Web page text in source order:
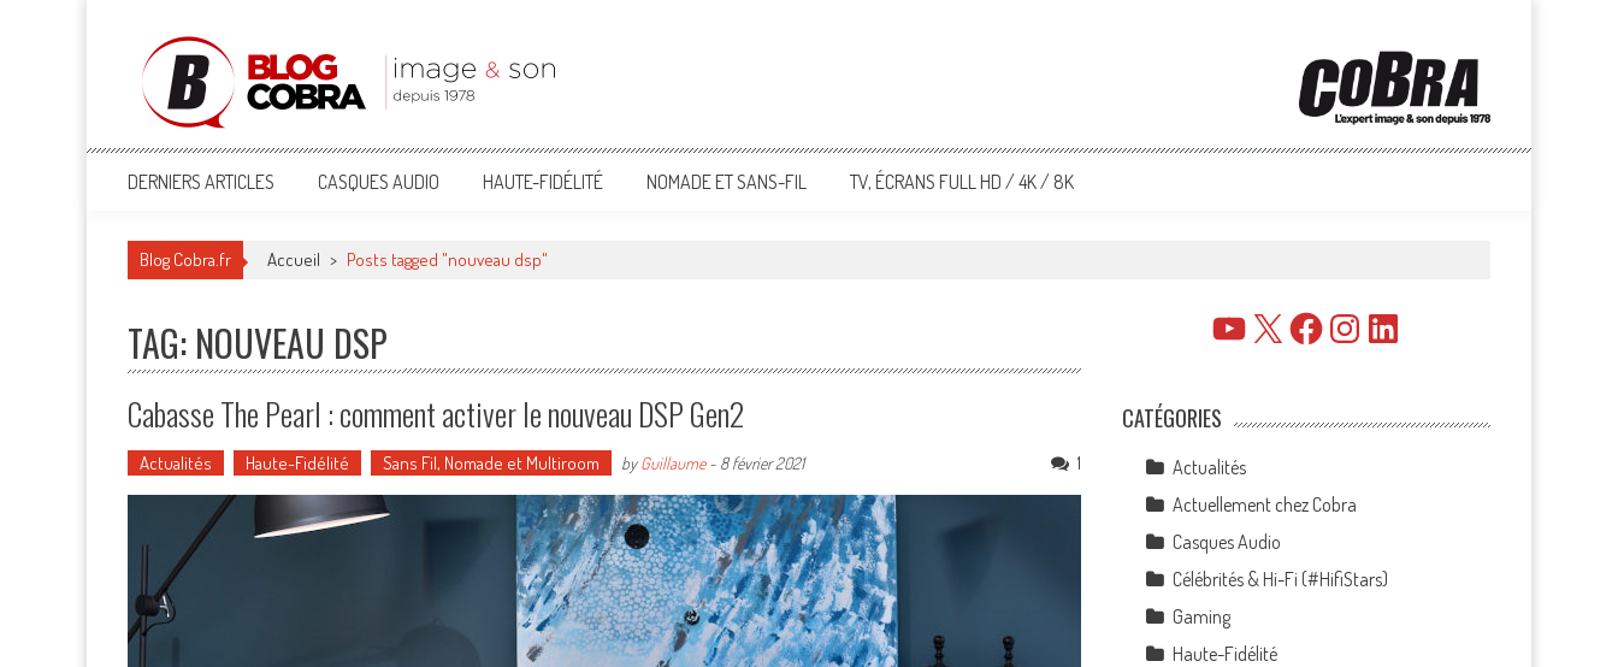
Blog Cobra
Toute l'actu Image & Son !
DERNIERS ARTICLES CASQUES AUDIO HAUTE-FIDÉLITÉ NOMADE ET SANS-FIL TV, ÉCRANS FULL HD / 4K / 8K
Blog Cobra.fr Accueil > Posts tagged "nouveau dsp"
TAG: NOUVEAU DSP
Cabasse The Pearl : comment activer le nouveau DSP Gen2
Actualités Haute-Fidélité Sans Fil, Nomade et Multiroom byGuillaume- 8 février 2021 1
YouTube
X FacebookInstagramLinkedIn
CATÉGORIES
Actualités
Actuellement chez Cobra
Casques Audio
Célébrités & Hi-Fi (#HifiStars)
Gaming
Haute-Fidélité